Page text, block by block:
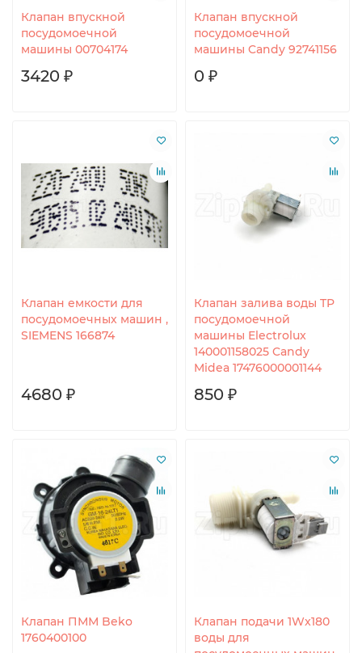
Клапан впускной
посудомоечной
машины 00704174
3420 ₽
Клапан впускной
посудомоечной
машины Candy 92741156
0 ₽
Клапан емкости для
посудомоечных машин ,
SIEMENS 166874
4680 ₽
Клапан залива воды TP
посудомоечной
машины Electrolux
140001158025 Candy
Midea 17476000001144
850 ₽
Клапан ПММ Beko
1760400100
Клапан подачи 1Wx180
воды для